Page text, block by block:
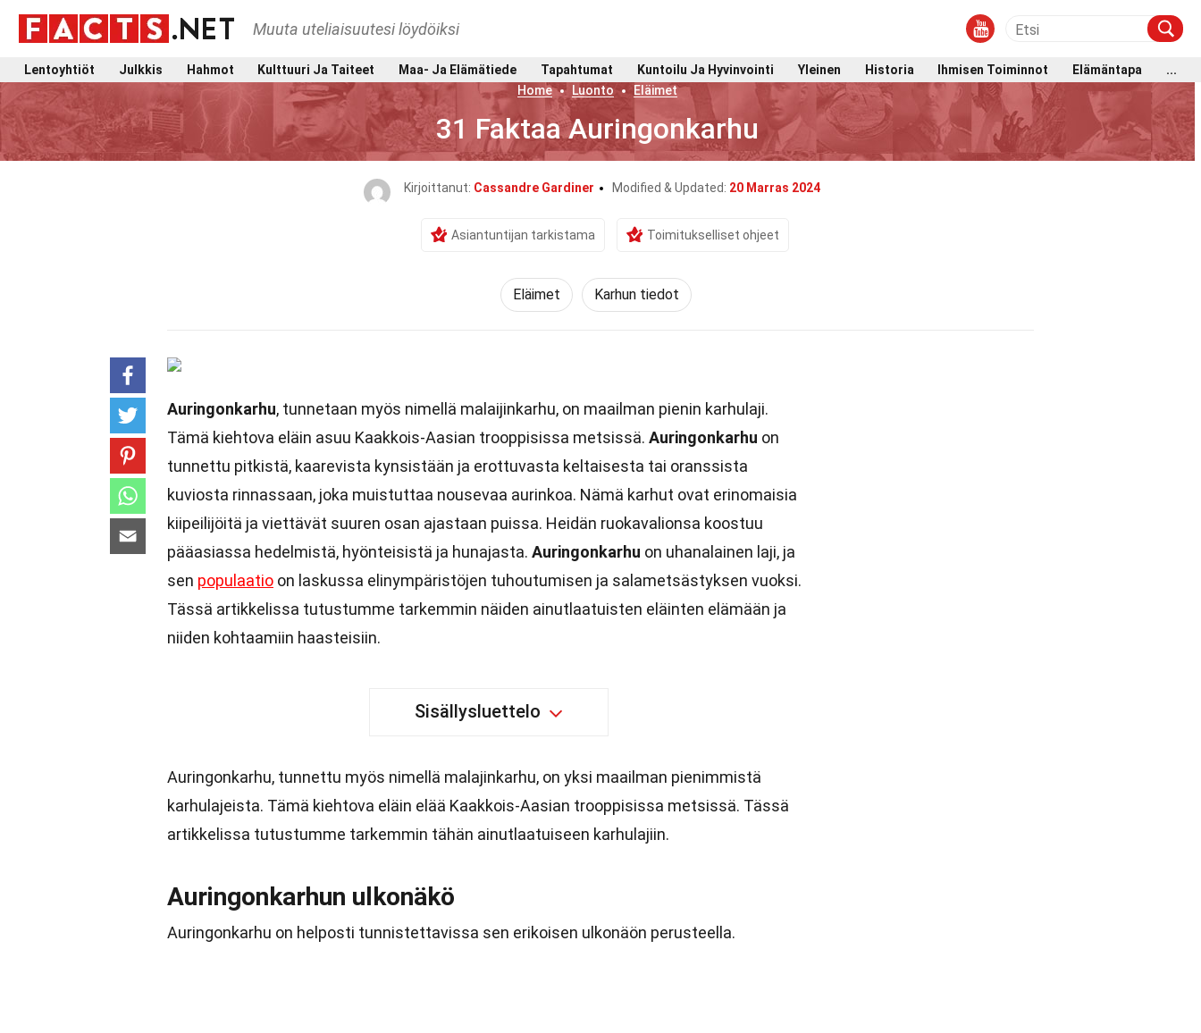
Muuta uteliaisuutesi löydöiksi
Lentoyhtiöt Julkkis Hahmot Kulttuuri Ja Taiteet Maa- Ja Elämätiede Tapahtumat Kuntoilu Ja Hyvinvointi Yleinen Historia Ihmisen Toiminnot Elämäntapa
...
Home
Luonto Eläimet
31 Faktaa Auringonkarhu
Kirjoittanut: Cassandre Gardiner Modified & Updated: 20 Marras 2024
Asiantuntijan tarkistama Toimitukselliset ohjeet
Eläimet Karhun tiedot
Auringonkarhu, tunnetaan myös nimellä malaijinkarhu, on maailman pienin karhulaji.
Tämä kiehtova eläin asuu Kaakkois-Aasian trooppisissa metsissä. Auringonkarhu on
tunnettu pitkistä, kaarevista kynsistään ja erottuvasta keltaisesta tai oranssista
kuviosta rinnassaan, joka muistuttaa nousevaa aurinkoa. Nämä karhut ovat erinomaisia
kiipeilijöitä ja viettävät suuren osan ajastaan puissa. Heidän ruokavalionsa koostuu
pääasiassa hedelmistä, hyönteisistä ja hunajasta. Auringonkarhu on uhanalainen laji, ja
sen populaatio on laskussa elinympäristöjen tuhoutumisen ja salametsästyksen vuoksi.
Tässä artikkelissa tutustumme tarkemmin näiden ainutlaatuisten eläinten elämään ja
niiden kohtaamiin haasteisiin.
Sisällysluettelo
Auringonkarhu, tunnettu myös nimellä malajinkarhu, on yksi maailman pienimmistä
karhulajeista. Tämä kiehtova eläin elää Kaakkois-Aasian trooppisissa metsissä. Tässä
artikkelissa tutustumme tarkemmin tähän ainutlaatuiseen karhulajiin.
Auringonkarhun ulkonäkö
Auringonkarhu on helposti tunnistettavissa sen erikoisen ulkonäön perusteella.